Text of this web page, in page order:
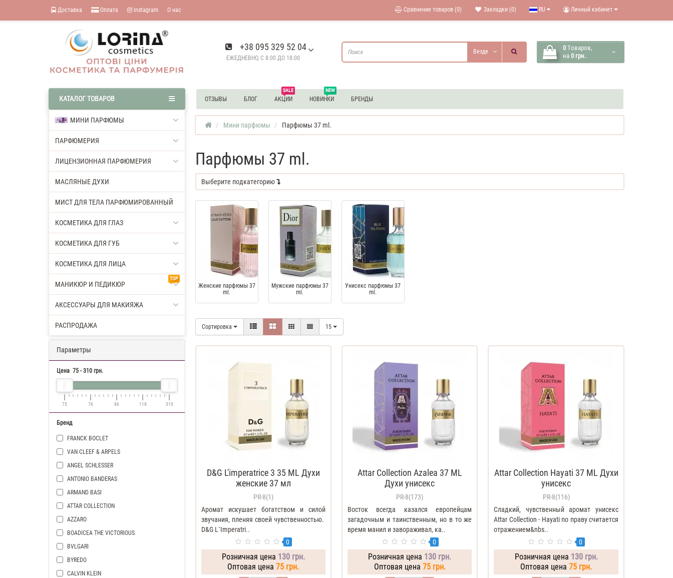
Доставка Оплата Instagram О нас Личный кабинет
RU
Закладки (0)
Сравнение товаров (0)
+38 095 329 52 04
ЕЖЕДНЕВНО, С 8:00 ДО 18:00
0 Tоваров,
на 0 грн.
Везде
ОТЗЫВЫ БЛОГ
SALE
АКЦИИ
NEW
НОВИНКИ БРЕНДЫ
КАТАЛОГ ТОВАРОВ
МИНИ ПАРФЮМЫ
ПАРФЮМЕРИЯ
ЛИЦЕНЗИОННАЯ ПАРФЮМЕРИЯ
МАСЛЯНЫЕ ДУХИ
МИСТ ДЛЯ ТЕЛА ПАРФЮМИРОВАННЫЙ
КОСМЕТИКА ДЛЯ ГЛАЗ
КОСМЕТИКА ДЛЯ ГУБ
КОСМЕТИКА ДЛЯ ЛИЦА
TOP
МАНИКЮР И ПЕДИКЮР
АКСЕССУАРЫ ДЛЯ МАКИЯЖА
РАСПРОДАЖА
Мини парфюмы Парфюмы 37 ml.
Параметры
Цена 75 -310 грн.
75 76 86 118 310
Бренд
FRANCK BOCLET
VAN CLEEF & ARPELS
ANGEL SCHLESSER
ANTONIO BANDERAS
ARMAND BASI
ATTAR COLLECTION
AZZARO
BOADICEA THE VICTORIOUS
BVLGARI
BYREDO
CALVIN KLEIN
Парфюмы 37 ml.
Выберите подкатегорию
Женские парфюмы 37
ml.
Мужские парфюмы 37
ml.
Унисекс парфюмы 37
ml.
Сортировка 15
D&G L'imperatrice 3 35 ML Духи
женские 37 мл
PR-8(1)
Аромат искушает богатством и силой
звучания, пленяя своей чувственностью.
D&G L`Imperatri..
0
Розничная цена 130 грн.
Оптовая цена 75 грн.
Attar Collection Azalea 37 ML
Духи унисекс
PR-8(173)
Восток всегда казался европейцам
загадочным и таинственным, но в то же
время манил и завораживал, ка..
0
Розничная цена 130 грн.
Оптовая цена 75 грн.
Attar Collection Hayati 37 ML Духи
унисекс
PR-8(116)
Сладкий, чувственный аромат унисекс
Attar Collection - Hayati по праву считается
отражением&nbs..
0
Розничная цена 130 грн.
Оптовая цена 75 грн.